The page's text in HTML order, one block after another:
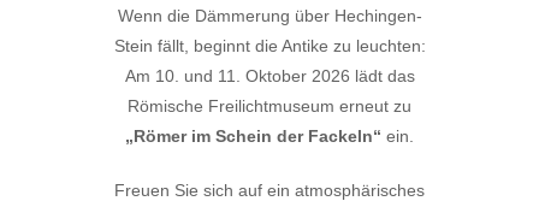
Wenn die Dämmerung über Hechingen-
Stein fällt, beginnt die Antike zu leuchten:
Am 10. und 11. Oktober 2026 lädt das
Römische Freilichtmuseum erneut zu
„Römer im Schein der Fackeln“ ein.
Freuen Sie sich auf ein atmosphärisches